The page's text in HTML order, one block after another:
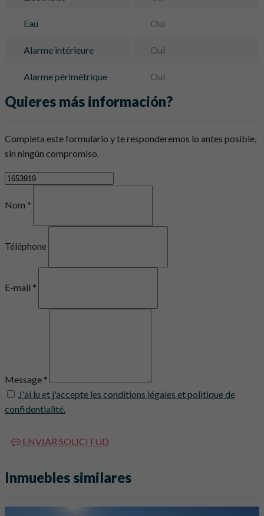
Eau Oui
Alarme intérieure Oui
Alarme périmétrique Oui
Quieres más información?
Completa este formulario y te responderemos lo antes posible,
sin ningún compromiso.
Nom *
Téléphone
E-mail *
Message *
J'ai lu et j'accepte les conditions légales et politique de
confidentialité.
ENVIAR SOLICITUD
Inmuebles similares